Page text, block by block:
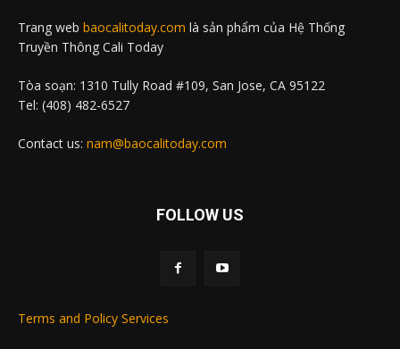
Trang web baocalitoday.com là sản phẩm của Hệ Thống
Truyền Thông Cali Today
Tòa soạn: 1310 Tully Road #109, San Jose, CA 95122
Tel: (408) 482-6527
Contact us: nam@baocalitoday.com
FOLLOW US
Terms and Policy Services